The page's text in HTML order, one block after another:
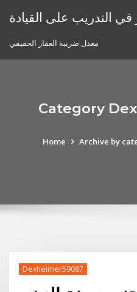
في التدريب على القيادة
معدل ضريبة العقار الحقيقي
Category
Home Archive by
Dexheimer59087